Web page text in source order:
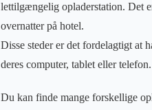
lettilgængelig opladerstation. Det
overnatter på hotel.
Disse steder er det fordelagtigt at
deres computer, tablet eller telefon.
Du kan finde mange forskellige